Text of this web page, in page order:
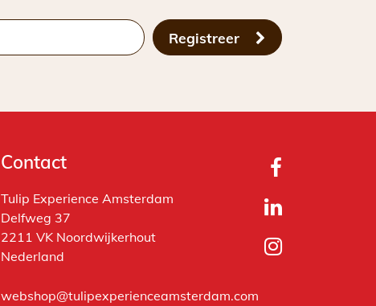
Registreer
Contact
Tulip Experience Amsterdam
Delfweg 37
2211 VK Noordwijkerhout
Nederland
webshop@tulipexperienceamsterdam.com